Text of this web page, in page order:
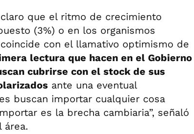
que el ritmo de crecimiento
(3%) o en los organismos
con el llamativo optimismo de
lectura que hacen en el Gobierno
cubrirse con el stock de sus
ante una eventual
buscan importar cualquier cosa
es la brecha cambiaria”, señaló
área.